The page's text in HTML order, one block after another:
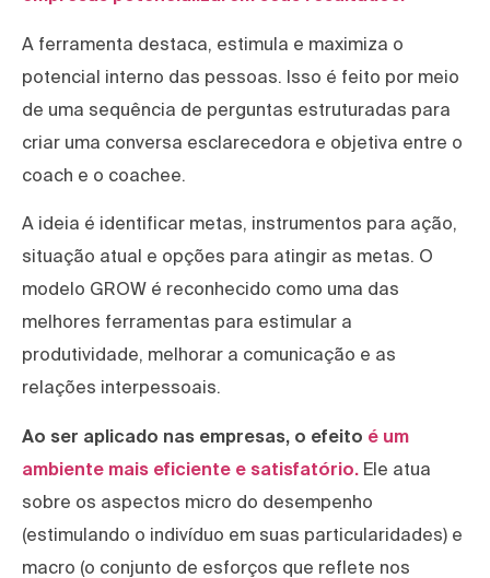
A ferramenta destaca, estimula e maximiza o
potencial interno das pessoas. Isso é feito por meio
de uma sequência de perguntas estruturadas para
criar uma conversa esclarecedora e objetiva entre o
coach e o coachee.
A ideia é identificar metas, instrumentos para ação,
situação atual e opções para atingir as metas. O
modelo GROW é reconhecido como uma das
melhores ferramentas para estimular a
produtividade, melhorar a comunicação e as
relações interpessoais.
Ao ser aplicado nas empresas, o efeito é um
ambiente mais eficiente e satisfatório. Ele atua
sobre os aspectos micro do desempenho
(estimulando o indivíduo em suas particularidades) e
macro (o conjunto de esforços que reflete nos